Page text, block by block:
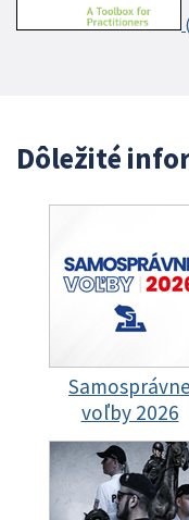
Dôležité
Samosprávne
voľby 2026